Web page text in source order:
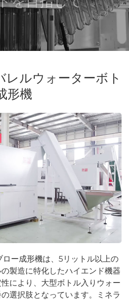
レルウォーターボト
形機
ー成形機は、5リットル以上の
製造に特化したハイエンド機器
により、大型ボトル入りウォー
選択肢となっています。ミネラ